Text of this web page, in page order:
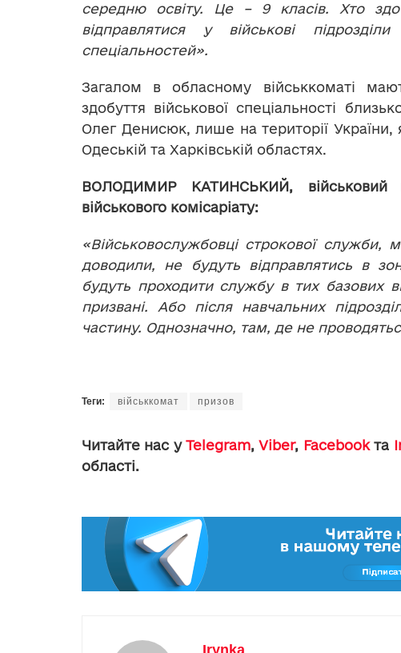
середню освіту. Це – 9 класів. Хто
відправлятися у військові
спеціальностей».
Загалом в обласному військкоматі
здобуття військової спеціальності
Олег Денисюк, лише на території України,
Одеській та Харківській областях.
ВОЛОДИМИР КАТИНСЬКИЙ, військовий
військового комісаріату:
«Військовослужбовці строкової
доводили, не будуть відправлятись в
будуть проходити службу в тих базових
призвані. Або після навчальних
частину. Однозначно, там, де не
Теги: військкомат призов
Читайте нас уTelegram,Viber, Facebookта
області.